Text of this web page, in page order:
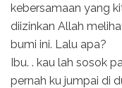
kebersamaan yang
diizinkan Allah
bumi ini. Lalu apa?
Ibu. . kau lah sosok
pernah ku jumpai di